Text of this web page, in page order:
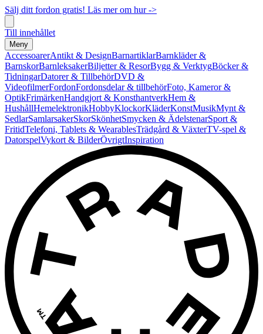
Sälj ditt fordon gratis! Läs mer om hur ->
Till innehållet
Meny
AccessoarerAntikt & DesignBarnartiklarBarnkläder &
BarnskorBarnleksakerBiljetter & ResorBygg & VerktygBöcker &
TidningarDatorer & TillbehörDVD &
VideofilmerFordonFordonsdelar & tillbehörFoto, Kameror &
OptikFrimärkenHandgjort & KonsthantverkHem &
HushållHemelektronikHobbyKlockorKläderKonstMusikMynt &
SedlarSamlarsakerSkorSkönhetSmycken & ÄdelstenarSport &
FritidTelefoni, Tablets & WearablesTrädgård & VäxterTV-spel &
DatorspelVykort & BilderÖvrigtInspiration